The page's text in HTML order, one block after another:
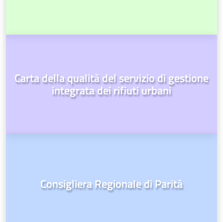
Carta della qualità del servizio di gestione
integrata dei rifiuti urbani
Consigliera Regionale di Parità